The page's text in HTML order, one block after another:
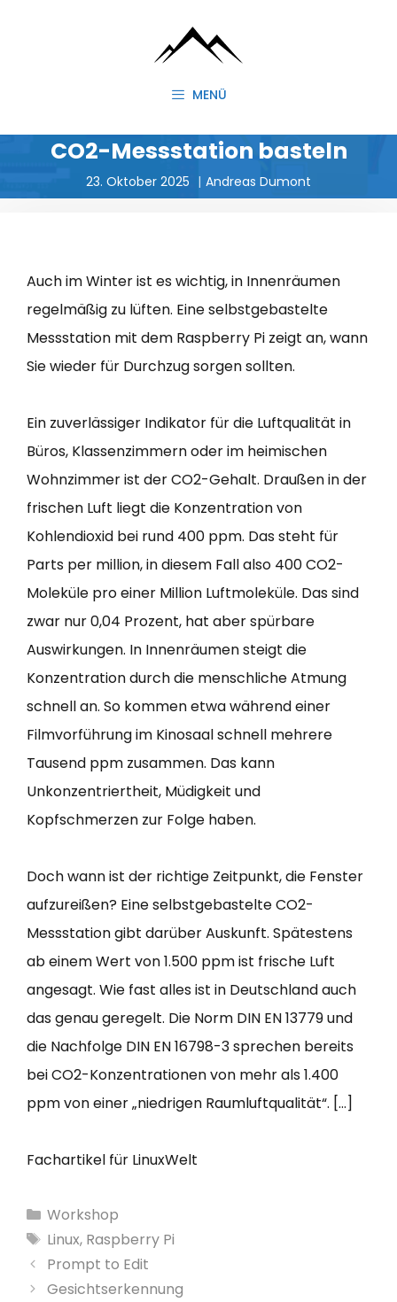
MENÜ
CO2-Messstation basteln
23. Oktober 2025 Andreas Dumont
Auch im Winter ist es wichtig, in Innenräumen
regelmäßig zu lüften. Eine selbstgebastelte
Messstation mit dem Raspberry Pi zeigt an, wann
Sie wieder für Durchzug sorgen sollten.
Ein zuverlässiger Indikator für die Luftqualität in
Büros, Klassenzimmern oder im heimischen
Wohnzimmer ist der CO2-Gehalt. Draußen in der
frischen Luft liegt die Konzentration von
Kohlendioxid bei rund 400 ppm. Das steht für
Parts per million, in diesem Fall also 400 CO2-
Moleküle pro einer Million Luftmoleküle. Das sind
zwar nur 0,04 Prozent, hat aber spürbare
Auswirkungen. In Innenräumen steigt die
Konzentration durch die menschliche Atmung
schnell an. So kommen etwa während einer
Filmvorführung im Kinosaal schnell mehrere
Tausend ppm zusammen. Das kann
Unkonzentriertheit, Müdigkeit und
Kopfschmerzen zur Folge haben.
Doch wann ist der richtige Zeitpunkt, die Fenster
aufzureißen? Eine selbstgebastelte CO2-
Messstation gibt darüber Auskunft. Spätestens
ab einem Wert von 1.500 ppm ist frische Luft
angesagt. Wie fast alles ist in Deutschland auch
das genau geregelt. Die Norm DIN EN 13779 und
die Nachfolge DIN EN 16798-3 sprechen bereits
bei CO2-Konzentrationen von mehr als 1.400
ppm von einer „niedrigen Raumluftqualität“. […]
Fachartikel für LinuxWelt
Kategorien
Workshop
Schlagwörter
Linux, Raspberry Pi
Prompt to Edit
Gesichtserkennung